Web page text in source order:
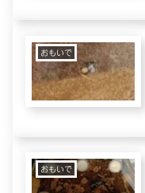
おもいで
おもいで